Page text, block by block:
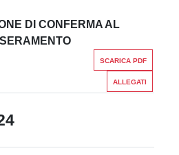
DI CONFERMA AL
SCARICA PDF
ALLEGATI